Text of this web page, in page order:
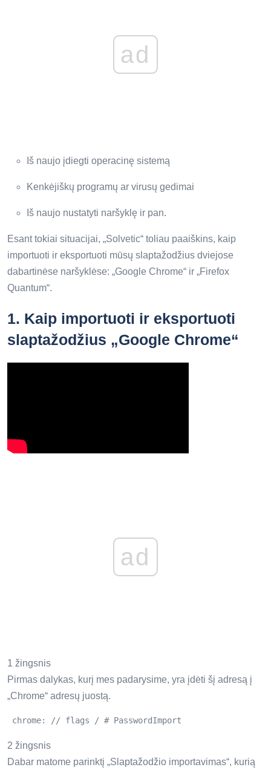
ad
Iš naujo įdiegti operacinę sistemą
Kenkėjiškų programų ar virusų gedimai
Iš naujo nustatyti naršyklę ir pan.
Esant tokiai situacijai, „Solvetic“ toliau paaiškins, kaip
importuoti ir eksportuoti mūsų slaptažodžius dviejose
dabartinėse naršyklėse: „Google Chrome“ ir „Firefox
Quantum“.
1. Kaip importuoti ir eksportuoti
slaptažodžius „Google Chrome“
ad
1 žingsnis
Pirmas dalykas, kurį mes padarysime, yra įdėti šį adresą į
„Chrome“ adresų juostą.
chrome: // flags / # PasswordImport
2 žingsnis
Dabar matome parinktį „Slaptažodžio importavimas“, kurią